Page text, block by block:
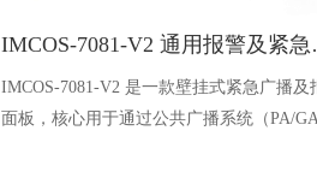
IMCOS-7081-V2 是一款壁挂式紧急广播及
面板，核心用于通过公共广播系统（PA/